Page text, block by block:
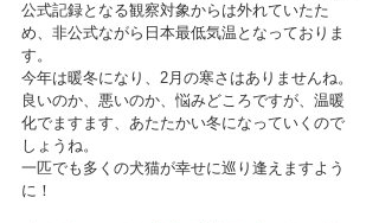
公式記録となる観察対象からは外れていたた
め、非公式ながら日本最低気温となっておりま
す。
今年は暖冬になり、2月の寒さはありませんね。
良いのか、悪いのか、悩みどころですが、温暖
化でますます、あたたかい冬になっていくので
しょうね。
一匹でも多くの犬猫が幸せに巡り逢えますよう
に！